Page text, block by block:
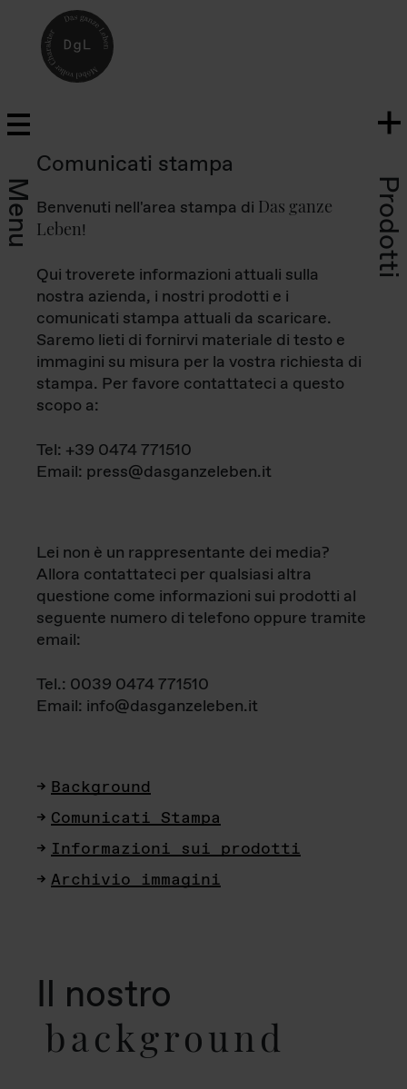
Menu Prodotti
Comunicati stampa
Benvenuti nell'area stampa di Das ganze
Leben!
Qui troverete informazioni attuali sulla
nostra azienda, i nostri prodotti e i
comunicati stampa attuali da scaricare.
Saremo lieti di fornirvi materiale di testo e
immagini su misura per la vostra richiesta di
stampa. Per favore contattateci a questo
scopo a:
Tel: +39 0474 771510
Email: press@dasganzeleben.it
Lei non è un rappresentante dei media?
Allora contattateci per qualsiasi altra
questione come informazioni sui prodotti al
seguente numero di telefono oppure tramite
email:
Tel.: 0039 0474 771510
Email: info@dasganzeleben.it
Background
Comunicati Stampa
Informazioni sui prodotti
Archivio immagini
Il nostro
background